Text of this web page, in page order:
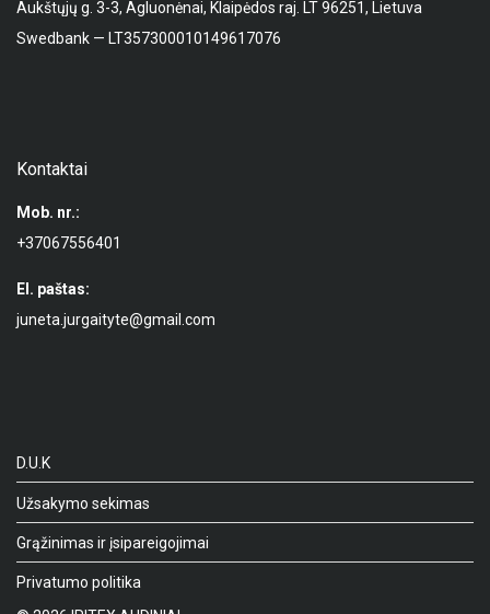
Aukštųjų g. 3-3, Agluonėnai, Klaipėdos raj. LT 96251, Lietuva
Swedbank — LT357300010149617076
Kontaktai
Mob. nr.:
+37067556401
El. paštas:
juneta.jurgaityte@gmail.com
D.U.K
Užsakymo sekimas
Grąžinimas ir įsipareigojimai
Privatumo politika